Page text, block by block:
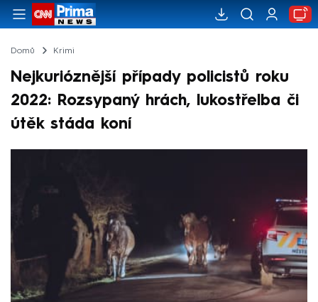
Domů Krimi
Nejkurióznější případy policistů roku
2022: Rozsypaný hrách, lukostřelba či
útěk stáda koní